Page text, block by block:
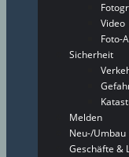
Video
Foto-
Sicherheit
Melden
Neu-/Umbau
Geschäfte &